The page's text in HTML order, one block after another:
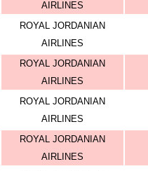
AIRLINES
ROYAL JORDANIAN
AIRLINES
ROYAL JORDANIAN
AIRLINES
ROYAL JORDANIAN
AIRLINES
ROYAL JORDANIAN
AIRLINES